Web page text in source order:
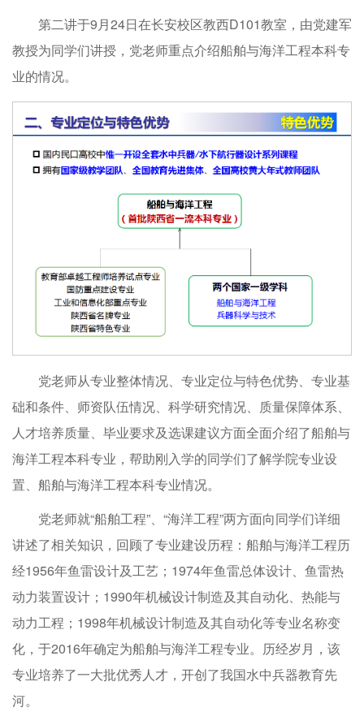
第二讲于9月24日在长安校区教西D101教室，由党建军
教授为同学们讲授，党老师重点介绍船舶与海洋工程本科专
业的情况。
党老师从专业整体情况、专业定位与特色优势、专业基
础和条件、师资队伍情况、科学研究情况、质量保障体系、
人才培养质量、毕业要求及选课建议方面全面介绍了船舶与
海洋工程本科专业，帮助刚入学的同学们了解学院专业设
置、船舶与海洋工程本科专业情况。
党老师就“船舶工程”、“海洋工程”两方面向同学们详细
讲述了相关知识，回顾了专业建设历程：船舶与海洋工程历
经1956年鱼雷设计及工艺；1974年鱼雷总体设计、鱼雷热
动力装置设计；1990年机械设计制造及其自动化、热能与
动力工程；1998年机械设计制造及其自动化等专业名称变
化，于2016年确定为船舶与海洋工程专业。历经岁月，该
专业培养了一大批优秀人才，开创了我国水中兵器教育先
河。